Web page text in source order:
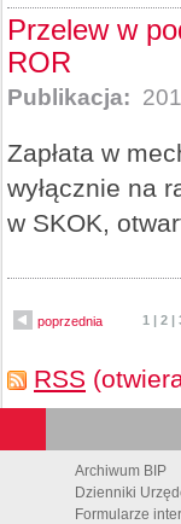
Przelew w
ROR
Publikacja:
Zapłata w
wyłącznie na
w SKOK,
poprzednia 1 |2 |
RSS
Archiwum BIP
Dzienniki
Formularze